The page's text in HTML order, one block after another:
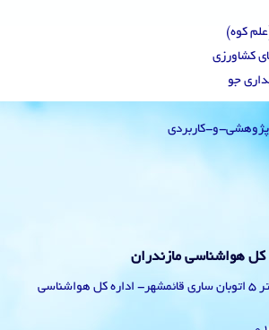
کوه)
کشاورزی
جو
و-کاربردی
کل هواشناسی مازندران
آدرس: ساری – کیلومتر 5 اتوبان ساری قائمشهر- اداره کل هواشناسی